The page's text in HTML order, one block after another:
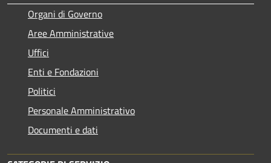
Organi di Governo
Aree Amministrative
Uffici
Enti e Fondazioni
Politici
Personale Amministrativo
Documenti e dati